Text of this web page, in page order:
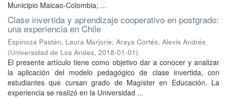
Municipio Maicao-Colombia; ...
Clase invertida y aprendizaje cooperativo en postgrado:
una experiencia en Chile
Espinoza Pastén, Laura Marjorie; Araya Cortés, Alexis Andrés
(Universidad de Los Andes, 2018-01-01)
El presente artículo tiene como objetivo dar a conocer y analizar
la aplicación del modelo pedagógico de clase invertida, con
estudiantes que cursan grado de Magíster en Educación. La
experiencia se realizó en la Universidad ...